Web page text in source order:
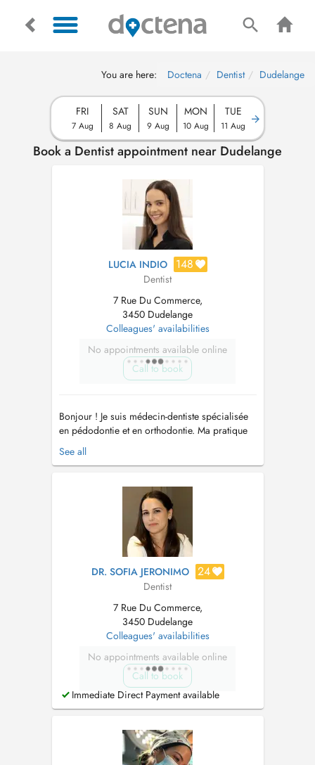
You are here: Doctena Dentist Dudelange
FRI
7 Aug
SAT
8 Aug
SUN
9 Aug
MON
10 Aug
TUE
11 Aug
Book a Dentist appointment near Dudelange
LUCIA INDIO 148
Dentist
7 Rue Du Commerce,
3450 Dudelange
Colleagues' availabilities
No appointments available online
Call to book
Bonjour ! Je suis médecin-dentiste spécialisée
en pédodontie et en orthodontie. Ma pratique
sadresse aux enfants, aux adolescents et aux
adultes, avec une approche douce, préventive
importance à lécoute du patient et de sa
famille, afin de proposer des soi...
See all
DR. SOFIA JERONIMO 24
Dentist
7 Rue Du Commerce,
3450 Dudelange
Colleagues' availabilities
No appointments available online
Call to book
Immediate Direct Payment available